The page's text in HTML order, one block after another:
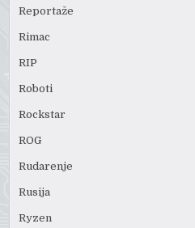
Reportaže
Rimac
RIP
Roboti
Rockstar
ROG
Rudarenje
Rusija
Ryzen